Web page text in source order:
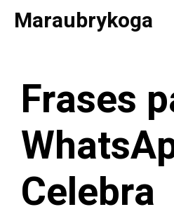
SaltarMaraubrykoga
Frases
Celebra